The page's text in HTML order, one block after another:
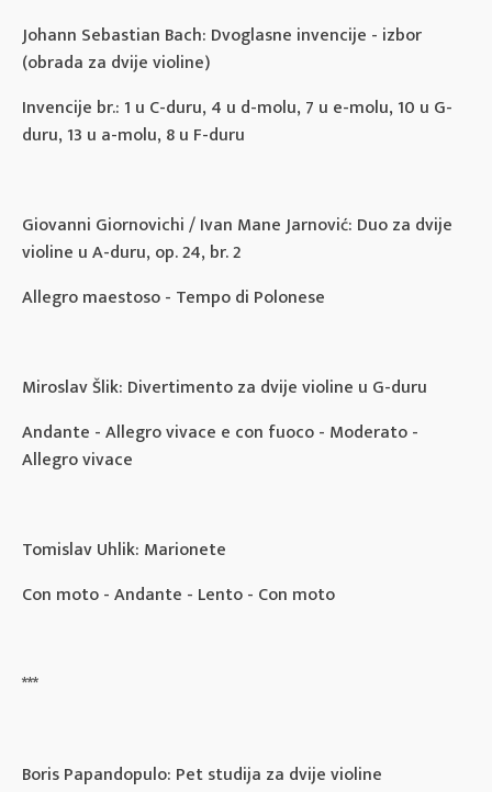
Johann Sebastian Bach: Dvoglasne invencije - izbor
(obrada za dvije violine)
Invencije br.: 1 u C-duru, 4 u d-molu, 7 u e-molu, 10 u G-
duru, 13 u a-molu, 8 u F-duru
Giovanni Giornovichi / Ivan Mane Jarnović: Duo za dvije
violine u A-duru, op. 24, br. 2
Allegro maestoso - Tempo di Polonese
Miroslav Šlik: Divertimento za dvije violine u G-duru
Andante - Allegro vivace e con fuoco - Moderato -
Allegro vivace
Tomislav Uhlik: Marionete
Con moto - Andante - Lento - Con moto
***
Boris Papandopulo: Pet studija za dvije violine